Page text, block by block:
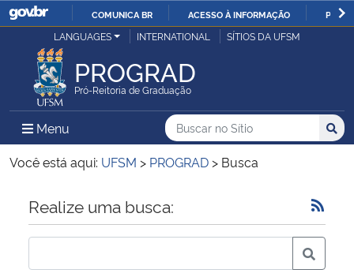
IR
O
COMUNICA BR ACESSO À INFORMAÇÃO
Ministério da Justiça e Segurança Pública
Ministério da Defesa
Ministério das Relações Exteriores
Ministério da Economia
Ministério da Infraestrutura
LANGUAGES INTERNATIONAL SÍTIOS DA UFSM
PROGRAD
Pró-Reitoria de Graduação
Menu Menu Principal do Sítio
Busca
Buscar no no Sítio
Busca:
Você está aqui: UFSM > PROGRAD > Busca
Início do conteúdo
Realize uma busca: